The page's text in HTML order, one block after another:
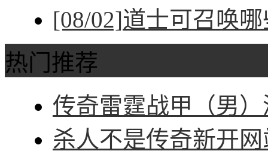
[08/02]道士可召唤
热门推荐
传奇雷霆战甲（男
杀人不是传奇新开